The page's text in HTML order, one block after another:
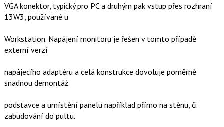
VGA konektor, typický pro PC a druhým pak vstup přes rozhraní
13W3, používané u
Workstation. Napájení monitoru je řešen v tomto případě
externí verzí
napájecího adaptéru a celá konstrukce dovoluje poměrně
snadnou demontáž
podstavce a umístění panelu například přímo na stěnu, či
zabudování do pultu.